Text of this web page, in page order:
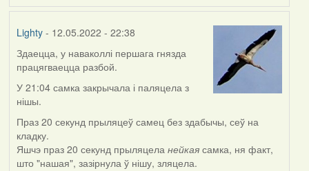
Lighty- 12.05.2022 - 22:38
Здаецца, у наваколлі першага гнязда
працягваецца разбой.
У 21:04 самка закрычала і паляцела з
нішы.
Праз 20 секунд прыляцеў самец без здабычы, сеў на
кладку.
Яшчэ праз 20 секунд прыляцела нейкаясамка, ня факт,
што "нашая", зазірнула ў нішу, зляцела.